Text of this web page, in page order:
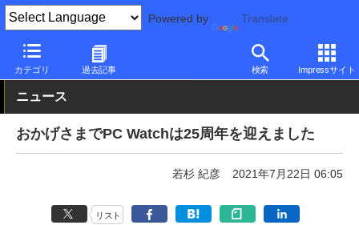
Powered by Translate
カテゴリ 過去記事 検索 Impressサイト
PC Watch 市場 動向
ニュース
おかげさまでPC Watchは25周年を迎えました
若杉 紀彦 2021年7月22日 06:05
リスト